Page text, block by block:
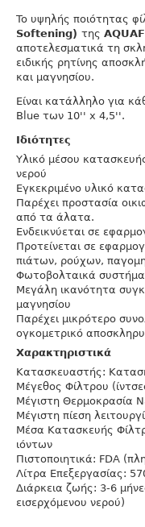
To υψηλής ποιότητας
Softening) της
αποτελεσματικά τη
ειδικής ρητίνης
και μαγνησίου.
Είναι κατάλληλο για
Blue των 10'' x 4,5''.
Ιδιότητες
Υλικό μέσου
νερού
Εγκεκριμένο υλικό
Παρέχει προστασία
από τα άλατα.
Ενδεικνύεται σε
Προτείνεται σε
πιάτων, ρούχων,
Φωτοβολταικά
Μεγάλη ικανότητα
μαγνησίου
Παρέχει μικρότερο
ογκομετρικό
Χαρακτηριστικά
Κατασκευαστής:
Μέγεθος Φίλτρου
Μέγιστη Θερμοκρασία
Μέγιστη πίεση
Μέσα Κατασκευής
ιόντων
Πιστοποιητικά: FDA
Λίτρα Επεξεργασίας:
Διάρκεια ζωής: 3-6
εισερχόμενου νερού)